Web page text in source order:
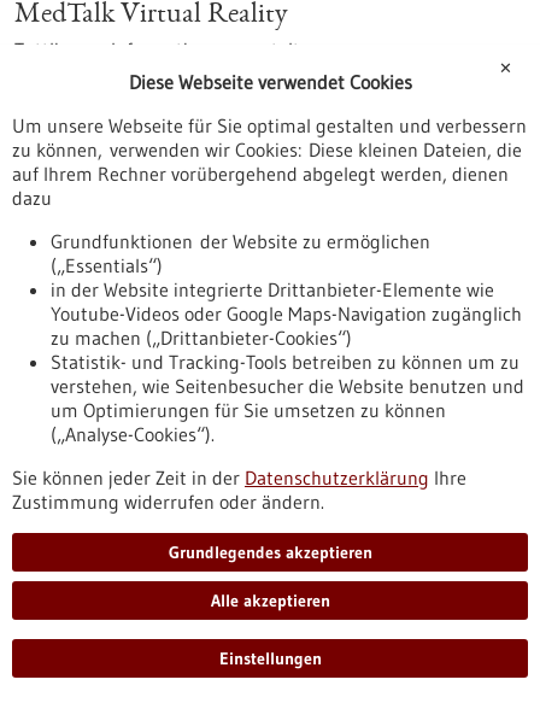
MedTalk Virtual Reality
Tuttlingen, Informationsveranstaltung
https://www.gesundheitsindustrie-
Pressemitteilung - 17.10.2025
Bauchspeicheldrüsen-​Operation mithilfe von
Organoiden
Das Pankreaskarzinom zählt zu den aggressivsten
Tumorerkrankungen und ist durch eine ausgeprägte
biologische Heterogenität gekennzeichnet. Das bundesweite
Forschungsprojekt „UNITEPANC“ prüft erstmals weltweit, ob
patientenindividuelle Organoid-​Modelle die Wirksamkeit
ergänzender Chemotherapien frühzeitig bewerten und damit
die Behandlung nach einer Pankreaskarzinomoperation
individueller, wirksamer und verträglicher machen können.
https://www.gesundheitsindustrie-
bw.de/fachbeitrag/pm/individuelle-therapie-nach-einer-
bauchspeicheldruesen-operation-mithilfe-von-organoiden
Pressemitteilung - 17.10.2025
exist-Forschungstransfer für InnoZell
✕
Diese Webseite verwendet Cookies
Um unsere Webseite für Sie optimal gestalten und verbessern
zu können, verwenden wir Cookies: Diese kleinen Dateien, die
auf Ihrem Rechner vorübergehend abgelegt werden, dienen
dazu
Grundfunktionen der Website zu ermöglichen
(„Essentials“)
in der Website integrierte Drittanbieter-Elemente wie
Youtube-Videos oder Google Maps-Navigation zugänglich
zu machen („Drittanbieter-Cookies“)
Statistik- und Tracking-Tools betreiben zu können um zu
verstehen, wie Seitenbesucher die Website benutzen und
um Optimierungen für Sie umsetzen zu können
(„Analyse-Cookies“).
Sie können jeder Zeit in der Datenschutzerklärung Ihre
Zustimmung widerrufen oder ändern.
Grundlegendes akzeptieren
Alle akzeptieren
Einstellungen